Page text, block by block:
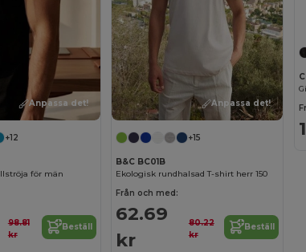
Anpassa det!
+12
för män
98.81
kr
Beställ
Anpassa det!
+15
B&C BC01B
Ekologisk rundhalsad T-shirt herr 150
Från och med:
62.69
kr
80.22
kr
Beställ